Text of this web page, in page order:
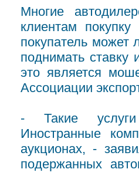
Многие
клиентам
покупатель может
поднимать ставку
это является
Ассоциации
- Такие услуги
Иностранные
аукционах, -
подержанных